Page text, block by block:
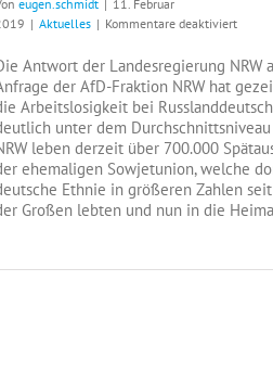
eugen.schmidt | 11. Februar
| Aktuelles | Kommentare deaktiviertfür
bei
in
NRW
Antwort der Landesregierung NRW
der AfD-Fraktion NRW hat
Arbeitslosigkeit bei
unter dem
leben derzeit über 700.000
ehemaligen Sowjetunion, welche
Ethnie in größeren Zahlen
Großen lebten und nun in die